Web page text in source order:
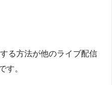
る方法が他のライブ配信
す。